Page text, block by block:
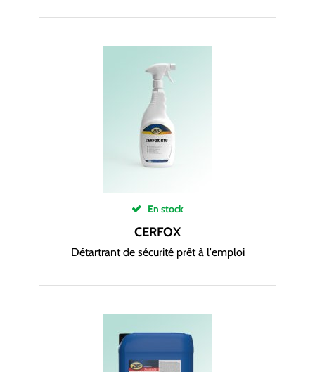
En stock
CERFOX
Détartrant de sécurité prêt à l'emploi